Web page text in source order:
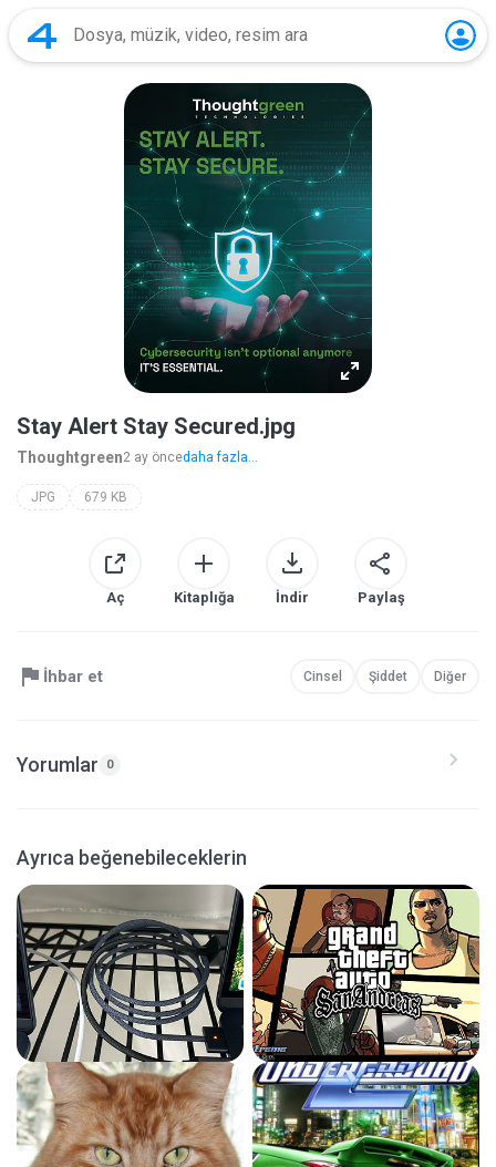
Stay Alert Stay Secured.jpg
Thoughtgreen2 ay öncedaha fazla...
JPG 679 KB
Aç Kitaplığa İndir Paylaş
İhbar et Cinsel Şiddet Diğer
Yorumlar 0
Ayrıca beğenebileceklerin